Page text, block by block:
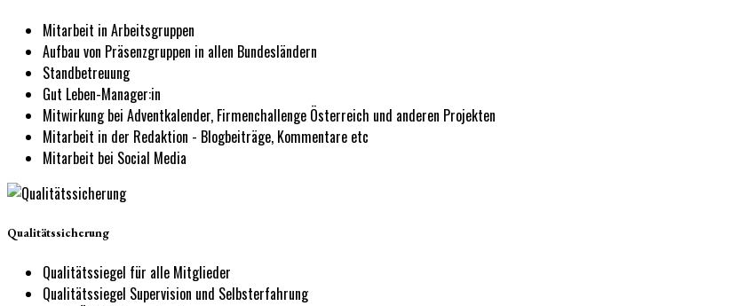
Mitarbeit in Arbeitsgruppen
Aufbau von Präsenzgruppen in allen Bundesländern
Standbetreuung
Gut Leben-Manager:in
Mitwirkung bei Adventkalender, Firmenchallenge Österreich und anderen Projekten
Mitarbeit in der Redaktion - Blogbeiträge, Kommentare etc
Mitarbeit bei Social Media
Qualitätssicherung
Qualitätssiegel für alle Mitglieder
Qualitätssiegel Supervision und Selbsterfahrung